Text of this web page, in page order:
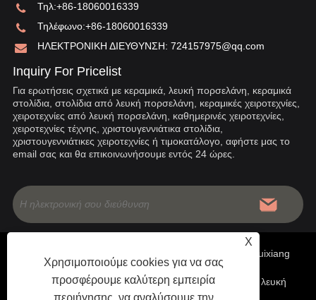
Τηλ:+86-18060016339
Τηλέφωνο:+86-18060016339
ΗΛΕΚΤΡΟΝΙΚΗ ΔΙΕΥΘΥΝΣΗ: 724157975@qq.com
Inquiry For Pricelist
Για ερωτήσεις σχετικά με κεραμικά, λευκή πορσελάνη, κεραμικά
στολίδια, στολίδια από λευκή πορσελάνη, κεραμικές χειροτεχνίες,
χειροτεχνίες από λευκή πορσελάνη, καθημερινές χειροτεχνίες,
χειροτεχνίες τέχνης, χριστουγεννιάτικα στολίδια,
χριστουγεννιάτικες χειροτεχνίες ή τιμοκατάλογο, αφήστε μας το
email σας και θα επικοινωνήσουμε εντός 24 ώρες.
Πνευματικά δικαιώματα © 2020 China Fujian Dehua Jinruixiang
Ceramics Co., Ltd- Κινέζικα κεραμικά, Διακοσμητικά από λευκή
X
Χρησιμοποιούμε cookies για να σας
προσφέρουμε καλύτερη εμπειρία
περιήγησης, να αναλύσουμε την